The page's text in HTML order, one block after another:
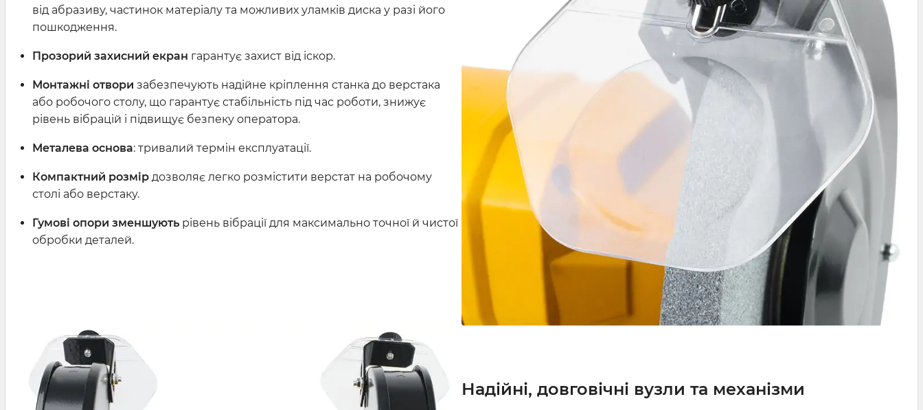
від абразиву, частинок матеріалу та можливих уламків диска у разі його
пошкодження.
Прозорий захисний екран гарантує захист від іскор.
Монтажні отвори забезпечують надійне кріплення станка до верстака
або робочого столу, що гарантує стабільність під час роботи, знижує
рівень вібрацій і підвищує безпеку оператора.
Металева основа: тривалий термін експлуатації.
Компактний розмір дозволяє легко розмістити верстат на робочому
столі або верстаку.
Гумові опори зменшують рівень вібрації для максимально точної й чистої
обробки деталей.
Надійні, довговічні вузли та механізми